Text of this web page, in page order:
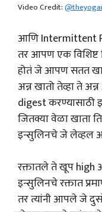
Video Credit:
आणि Intermittent
तर आपण एक विशिष्ट
होतं जे आपण सतत
अन्न खातो तेव्हा ते
digest करण्यासाठी
जितक्या वेळा खाता
इन्सुलिनचे जे लेव्हल
रक्तातले ते खूप high
इन्सुलिनचे रक्तात
तर त्यांनी आपले जे